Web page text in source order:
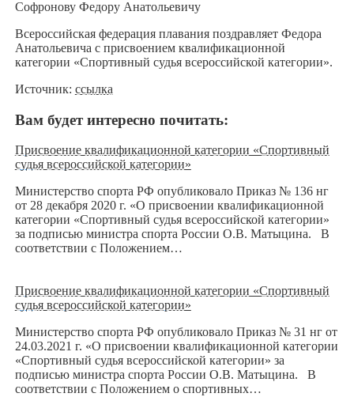
Софронову Федору Анатольевичу
Всероссийская федерация плавания поздравляет Федора
Анатольевича с присвоением квалификационной
категории «Спортивный судья всероссийской категории».
Источник: ссылка
Вам будет интересно почитать:
Присвоение квалификационной категории «Спортивный
судья всероссийской категории»
Министерство спорта РФ опубликовало Приказ № 136 нг
от 28 декабря 2020 г. «О присвоении квалификационной
категории «Спортивный судья всероссийской категории»
за подписью министра спорта России О.В. Матыцина. В
соответствии с Положением…
Присвоение квалификационной категории «Спортивный
судья всероссийской категории»
Министерство спорта РФ опубликовало Приказ № 31 нг от
24.03.2021 г. «О присвоении квалификационной категории
«Спортивный судья всероссийской категории» за
подписью министра спорта России О.В. Матыцина. В
соответствии с Положением о спортивных…